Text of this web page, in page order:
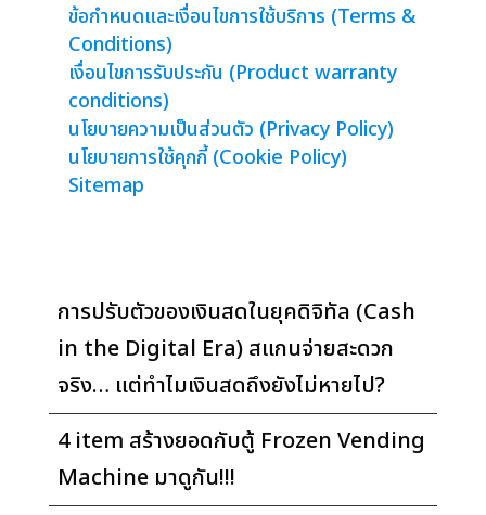
ข้อกำหนดและเงื่อนไขการใช้บริการ (Terms &
Conditions)
เงื่อนไขการรับประกัน (Product warranty
conditions)
นโยบายความเป็นส่วนตัว (Privacy Policy)
นโยบายการใช้คุกกี้ (Cookie Policy)
Sitemap
การปรับตัวของเงินสดในยุคดิจิทัล (Cash
in the Digital Era) สแกนจ่ายสะดวก
จริง… แต่ทำไมเงินสดถึงยังไม่หายไป?
4 item สร้างยอดกับตู้ Frozen Vending
Machine มาดูกัน!!!